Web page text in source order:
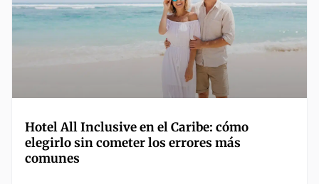
Hotel All Inclusive en el Caribe: cómo
elegirlo sin cometer los errores más
comunes